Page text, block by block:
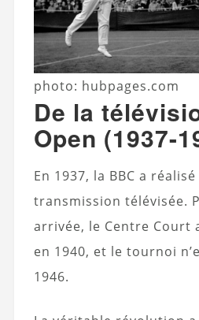
photo: hubpages.com
De la
Open (1937-
En 1937, la BBC a
transmission télévisée.
arrivée, le Centre Court
en 1940, et le tournoi
1946.